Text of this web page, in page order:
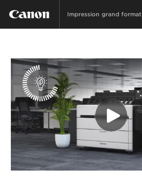
Impression grand format